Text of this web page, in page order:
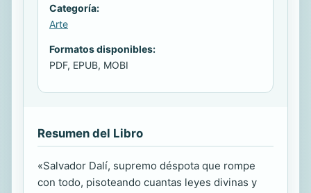
Categoría:
Arte
Formatos disponibles:
PDF, EPUB, MOBI
Resumen del Libro
«Salvador Dalí, supremo déspota que rompe
con todo, pisoteando cuantas leyes divinas y